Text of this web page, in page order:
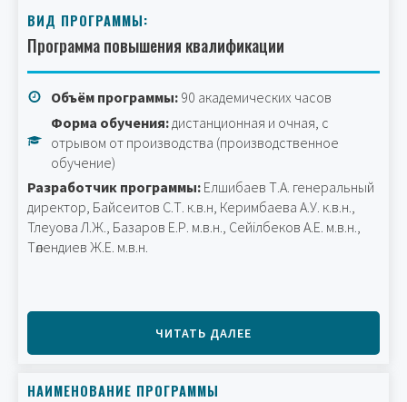
ВИД ПРОГРАММЫ:
Программа повышения квалификации
Объём программы: 90 академических часов
Форма обучения: дистанционная и очная, с
отрывом от производства (производственное
обучение)
Разработчик программы: Елшибаев Т.А. генеральный
директор, Байсеитов С.Т. к.в.н, Керимбаева А.У. к.в.н.,
Тлеуова Л.Ж., Базаров Е.Р. м.в.н., Сейілбеков А.Е. м.в.н.,
Төлендиев Ж.Е. м.в.н.
ЧИТАТЬ ДАЛЕЕ
НАИМЕНОВАНИЕ ПРОГРАММЫ